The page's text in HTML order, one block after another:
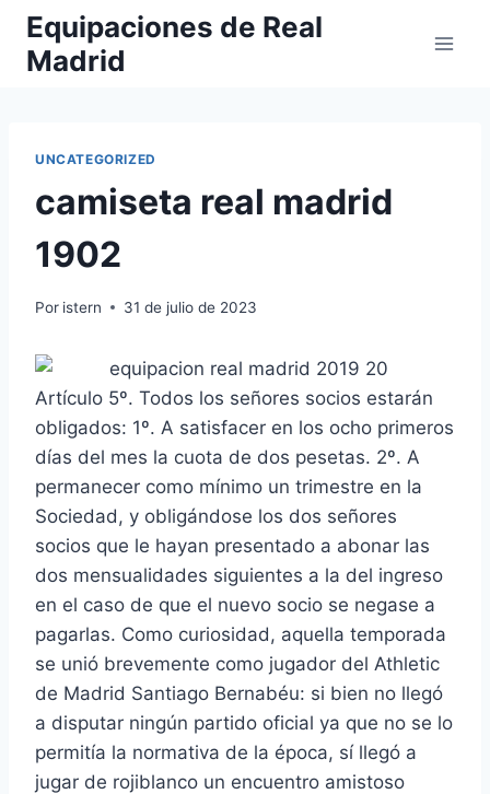
Saltar
contenido
Equipaciones de Real
Madrid
UNCATEGORIZED
camiseta real madrid
1902
Por istern 31 de julio de 2023
Artículo 5º. Todos los señores socios estarán
obligados: 1º. A satisfacer en los ocho primeros
días del mes la cuota de dos pesetas. 2º. A
permanecer como mínimo un trimestre en la
Sociedad, y obligándose los dos señores
socios que le hayan presentado a abonar las
dos mensualidades siguientes a la del ingreso
en el caso de que el nuevo socio se negase a
pagarlas. Como curiosidad, aquella temporada
se unió brevemente como jugador del Athletic
de Madrid Santiago Bernabéu: si bien no llegó
a disputar ningún partido oficial ya que no se lo
permitía la normativa de la época, sí llegó a
jugar de rojiblanco un encuentro amistoso